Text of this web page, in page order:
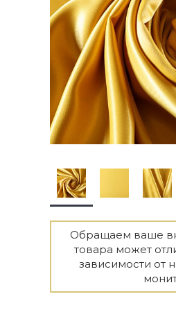
Обращаем ваше
товара может
зависимости от